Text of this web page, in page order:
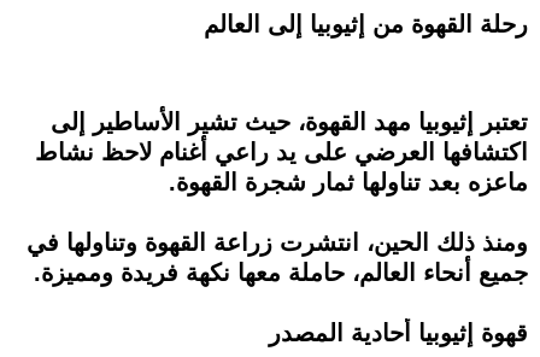
رحلة القهوة من إثيوبيا إلى العالم
تعتبر إثيوبيا مهد القهوة، حيث تشير الأساطير إلى
اكتشافها العرضي على يد راعي أغنام لاحظ نشاط
ماعزه بعد تناولها ثمار شجرة القهوة.
ومنذ ذلك الحين، انتشرت زراعة القهوة وتناولها في
جميع أنحاء العالم، حاملة معها نكهة فريدة ومميزة.
قهوة إثيوبيا أحادية المصدر